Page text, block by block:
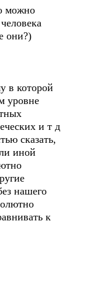
можно
они?)
в которой
уровне
и т д
сказать,
иной
нашего
к